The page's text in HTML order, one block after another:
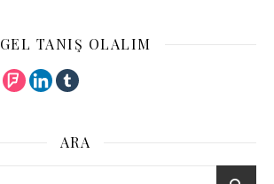
GEL TANIŞ OLALIM
ARA